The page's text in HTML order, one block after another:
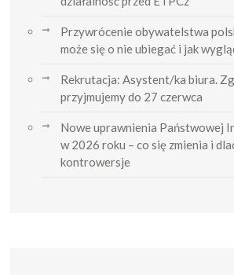
Przywrócenie obywatelstwa
może się o nie ubiegać i jak
Rekrutacja: Asystent/ka biura.
przyjmujemy do 27 czerwca
Nowe uprawnienia Państwowej
w 2026 roku – co się zmienia i
kontrowersje